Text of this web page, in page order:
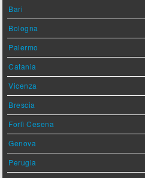
Bari
Bologna
Palermo
Catania
Vicenza
Brescia
Forlì Cesena
Genova
Perugia